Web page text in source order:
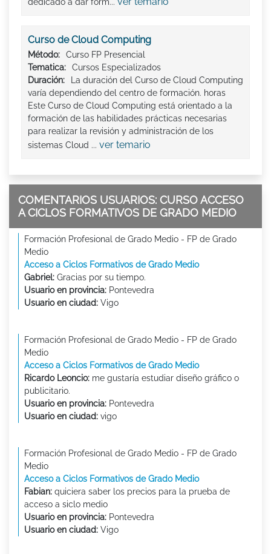
dedicado a dar form...
Curso de Cloud Computing
Método:
Curso FP Presencial
Tematica:
Cursos Especializados
Duración:
La duración del Curso de Cloud Computing
varía dependiendo del centro de formación. horas
Este Curso de Cloud Computing está orientado a la
formación de las habilidades prácticas necesarias
para realizar la revisión y administración de los
sistemas Cloud ... ver temario
COMENTARIOS USUARIOS: CURSO ACCESO
A CICLOS FORMATIVOS DE GRADO MEDIO
Formación Profesional de Grado Medio - FP de Grado
Medio
Acceso a Ciclos Formativos de Grado Medio
Gabriel: Gracias por su tiempo.
Usuario en provincia: Pontevedra
Usuario en ciudad: Vigo
Formación Profesional de Grado Medio - FP de Grado
Medio
Acceso a Ciclos Formativos de Grado Medio
Ricardo Leoncio: me gustaría estudiar diseño gráfico o
publicitario.
Usuario en provincia: Pontevedra
Usuario en ciudad: vigo
Formación Profesional de Grado Medio - FP de Grado
Medio
Acceso a Ciclos Formativos de Grado Medio
Fabian: quiciera saber los precios para la prueba de
acceso a siclo medio
Usuario en provincia: Pontevedra
Usuario en ciudad: Vigo